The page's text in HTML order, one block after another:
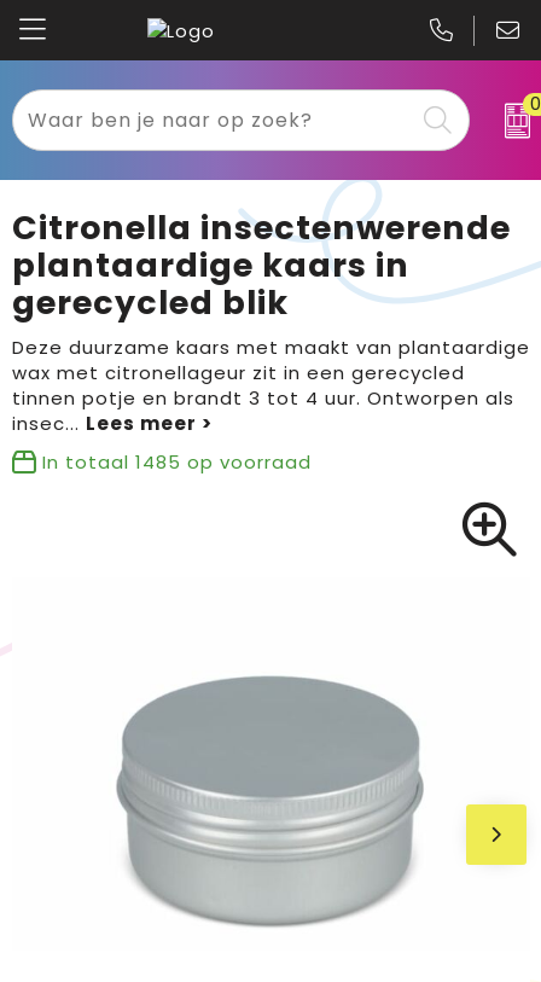
0
Textiel
Werkkleding
Sport
Tassen
Bloemen, planten en bomen
Pasen
Kariban
B&C
Gildan
Clique
Printer
Projob
Citronella insectenwerende
plantaardige kaars in
gerecycled blik
Deze duurzame kaars met maakt van plantaardige
wax met citronellageur zit in een gerecycled
tinnen potje en brandt 3 tot 4 uur. Ontworpen als
insec...
In totaal 1485 op voorraad